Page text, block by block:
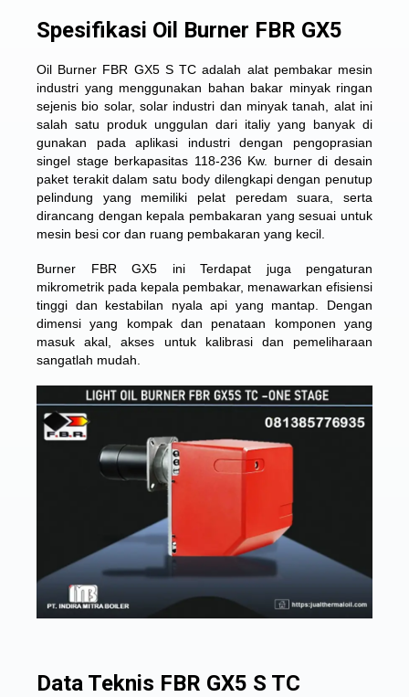
Spesifikasi Oil Burner FBR GX5
Oil Burner FBR GX5 S TC adalah alat pembakar mesin
industri yang menggunakan bahan bakar minyak ringan
sejenis bio solar, solar industri dan minyak tanah, alat ini
salah satu produk unggulan dari italiy yang banyak di
gunakan pada aplikasi industri dengan pengoprasian
singel stage berkapasitas 118-236 Kw. burner di desain
paket terakit dalam satu body dilengkapi dengan penutup
pelindung yang memiliki pelat peredam suara, serta
dirancang dengan kepala pembakaran yang sesuai untuk
mesin besi cor dan ruang pembakaran yang kecil.
Burner FBR GX5 ini Terdapat juga pengaturan
mikrometrik pada kepala pembakar, menawarkan efisiensi
tinggi dan kestabilan nyala api yang mantap. Dengan
dimensi yang kompak dan penataan komponen yang
masuk akal, akses untuk kalibrasi dan pemeliharaan
sangatlah mudah.
Data Teknis FBR GX5 S TC